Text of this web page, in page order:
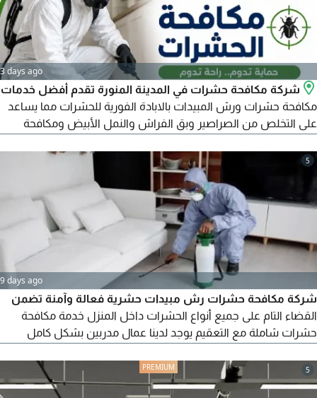
3 days ago
شركة مكافحة حشرات في المدينة المنورة تقدم أفضل خدمات
مكافحة حشرات ورش المبيدات بالابادة الفورية للحشرات مما يساعد
على التخلص من الصراصير وبق الفراش والنمل الأبيض ومكافحة
العربية السعودية شركة مكافحة حشرات في المدينة المنورة شركة
رش مبيدات في المدينة المنورة ما الفرق بين شركة لمكافحة الحشرات
والشركات الأخرى شركة رش مبيدات حشرية
5
9 days ago
شركة مكافحة حشرات رش مبيدات حشرية فعالة وآمنة تضمن
القضاء التام على جميع أنواع الحشرات داخل المنزل خدمة مكافحة
حشرات شاملة مع التعقيم يوجد لدينا عمال مدربين بشكل كامل
يستخدمون مبيدات فعالة وآمنة لضمان راحتك وسلامة منزلك
متخصصون في أنظمة مواد الرش والتعقيم الحديثة اتصل بنا الآن
5